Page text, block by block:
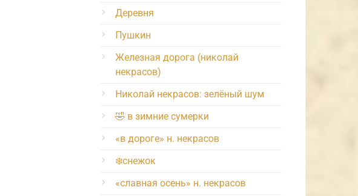
Деревня
Пушкин
Железная дорога (николай
некрасов)
Николай некрасов: зелёный шум
🤣 в зимние сумерки
«в дороге» н. некрасов
❄️снежок
«славная осень» н. некрасов